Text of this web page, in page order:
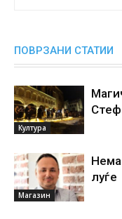
ПОВРЗАНИ СТАТИИ
Култура
Магазин
луѓе